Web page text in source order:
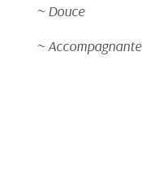
~ Douce
~ Accompagnante